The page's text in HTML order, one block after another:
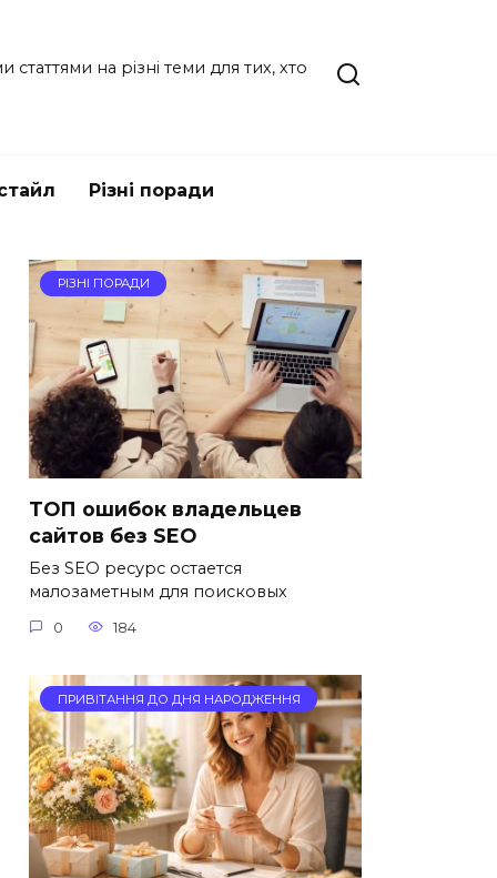
на різні теми для тих, хто
Різні поради
РІЗНІ ПОРАДИ
ТОП ошибок владельцев
сайтов без SEO
Без SEO ресурс остается
малозаметным для поисковых
0 184
ПРИВІТАННЯ ДО ДНЯ НАРОДЖЕННЯ